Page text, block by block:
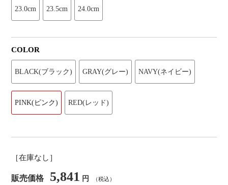
23.0cm 23.5cm 24.0cm
COLOR
BLACK(ブラック) GRAY(グレー) NAVY(ネイビー)
PINK(ピンク) RED(レッド)
［在庫なし］
販売価格 5,841 円 （税込）